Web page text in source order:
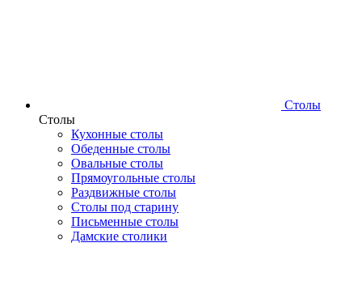
Столы
Столы
Кухонные столы
Обеденные столы
Овальные столы
Прямоугольные столы
Раздвижные столы
Столы под старину
Письменные столы
Дамские столики